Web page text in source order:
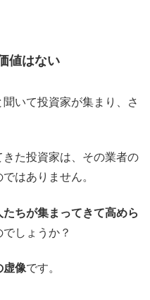
値はない
いて投資家が集まり、さ
た投資家は、その業者の
はありません。
ちが集まってきて高めら
しょうか？
虚像です。